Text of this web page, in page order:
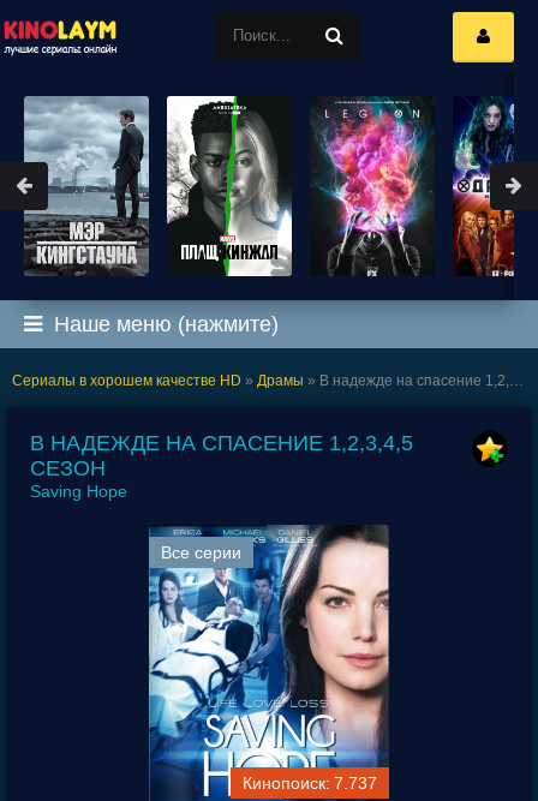
Наше меню (нажмите)
Сериалы в хорошем качестве HD » Драмы » В надежде на спасение 1,2,3,4,5 сезон
В НАДЕЖДЕ НА СПАСЕНИЕ 1,2,3,4,5
СЕЗОН
Saving Hope
Все серии
7.737